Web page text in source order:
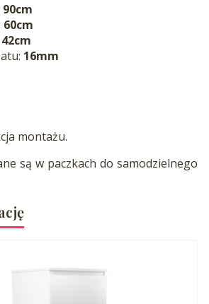
90cm
60cm
42cm
16mm
montażu.
są w paczkach do samodzielnego